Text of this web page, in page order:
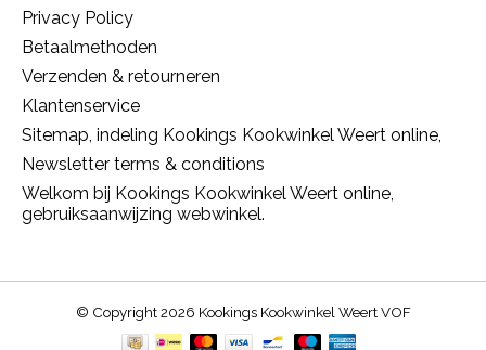
Privacy Policy
Betaalmethoden
Verzenden & retourneren
Klantenservice
Sitemap, indeling Kookings Kookwinkel Weert online,
Newsletter terms & conditions
Welkom bij Kookings Kookwinkel Weert online,
gebruiksaanwijzing webwinkel.
© Copyright 2026 Kookings Kookwinkel Weert VOF